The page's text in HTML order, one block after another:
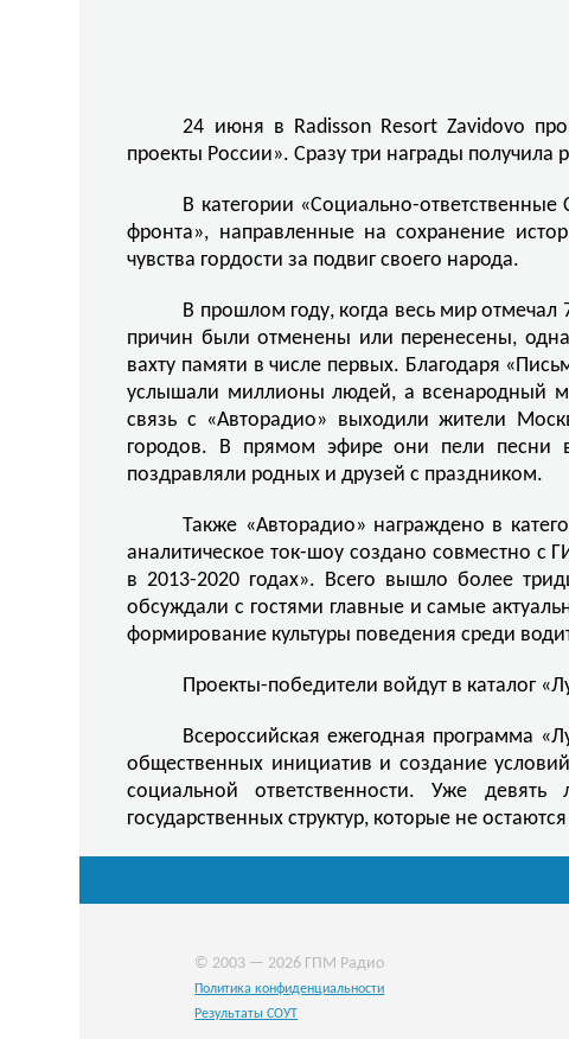
24 июня в Radisson Resort Zavidovo
проекты России». Сразу три награды получила
В категории «Социально-
фронта», направленные на сохранение
чувства гордости за подвиг своего народа.
В прошлом году, когда весь мир
причин были отменены или перенесены,
вахту памяти в числе первых. Благодаря
услышали миллионы людей, а всенародный
связь с «Авторадио» выходили жители
городов. В прямом эфире они пели песни
поздравляли родных и друзей с праздником.
Также «Авторадио» награждено в
аналитическое ток-шоу создано совместно
в 2013-2020 годах». Всего вышло более
обсуждали с гостями главные и самые
формирование культуры поведения среди
Проекты-победители войдут в каталог
Всероссийская ежегодная программа
общественных инициатив и создание
социальной ответственности. Уже
государственных структур, которые не
© 2003 — 2026 ГПМ Радио
Политика конфиденциальности
Результаты СОУТ